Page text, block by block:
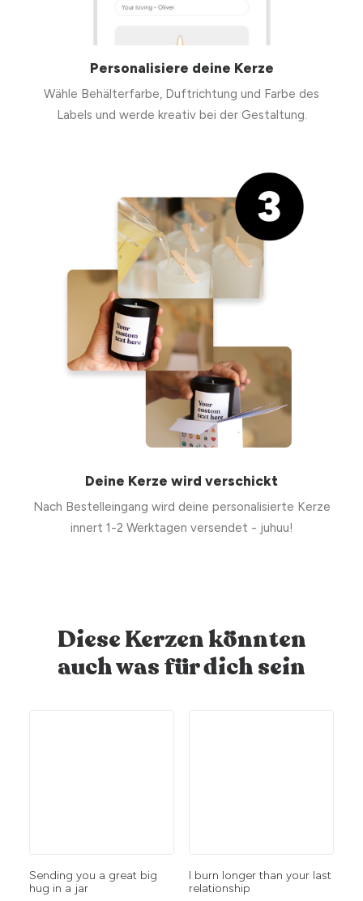
Personalisiere deine Kerze
Wähle Behälterfarbe, Duftrichtung und Farbe des
Labels und werde kreativ bei der Gestaltung.
Deine Kerze wird verschickt
Nach Bestelleingang wird deine personalisierte Kerze
innert 1-2 Werktagen versendet - juhuu!
Diese Kerzen könnten
auch was für dich sein
Sending you a great big
hug in a jar
I burn longer than your last
relationship